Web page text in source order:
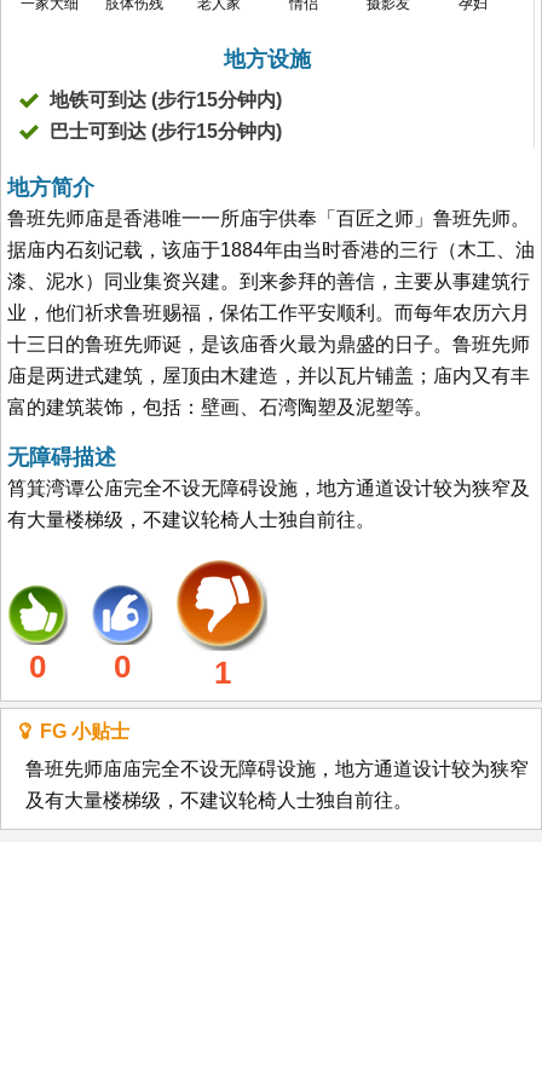
地方设施
地铁可到达 (步行15分钟内)
巴士可到达 (步行15分钟内)
地方简介
鲁班先师庙是香港唯一一所庙宇供奉「百匠之师」鲁班先师。
据庙内石刻记载，该庙于1884年由当时香港的三行（木工、油
漆、泥水）同业集资兴建。到来参拜的善信，主要从事建筑行
业，他们祈求鲁班赐福，保佑工作平安顺利。而每年农历六月
十三日的鲁班先师诞，是该庙香火最为鼎盛的日子。鲁班先师
庙是两进式建筑，屋顶由木建造，并以瓦片铺盖；庙内又有丰
富的建筑装饰，包括：壁画、石湾陶塑及泥塑等。
无障碍描述
筲箕湾谭公庙完全不设无障碍设施，地方通道设计较为狭窄及
有大量楼梯级，不建议轮椅人士独自前往。
0 0 1
FG 小贴士
鲁班先师庙庙完全不设无障碍设施，地方通道设计较为狭窄
及有大量楼梯级，不建议轮椅人士独自前往。